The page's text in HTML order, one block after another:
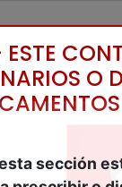
O
sección